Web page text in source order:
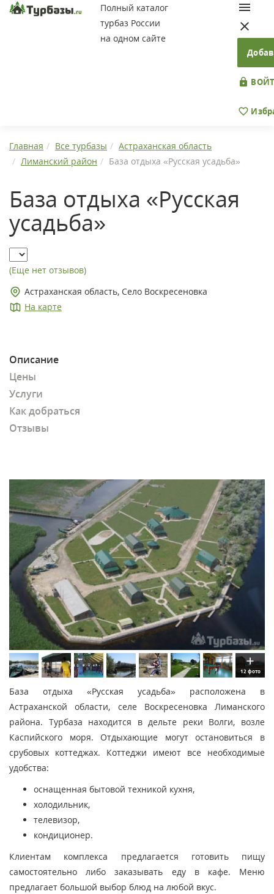
Полный каталог
турбаз России
на одном сайте
Главная Все турбазы
Астраханская область
Лиманский район
База отдыха «Русская усадьба»
База отдыха «Русская
усадьба»
(Еще нет отзывов)
Астраханская область, Село Воскресеновка
На карте
Описание
Цены
Услуги
Как добраться
Отзывы
12 фото
База отдыха «Русская усадьба» расположена в
Астраханской области, селе Воскресеновка Лиманского
района. Турбаза находится в дельте реки Волги, возле
Каспийского моря. Отдыхающие могут остановиться в
срубовых коттеджах. Коттеджи имеют все необходимые
удобства:
оснащенная бытовой техникой кухня,
холодильник,
телевизор,
кондиционер.
Клиентам комплекса предлагается готовить пищу
самостоятельно либо заказывать еду в кафе. Меню
предлагает большой выбор блюд на любой вкус.